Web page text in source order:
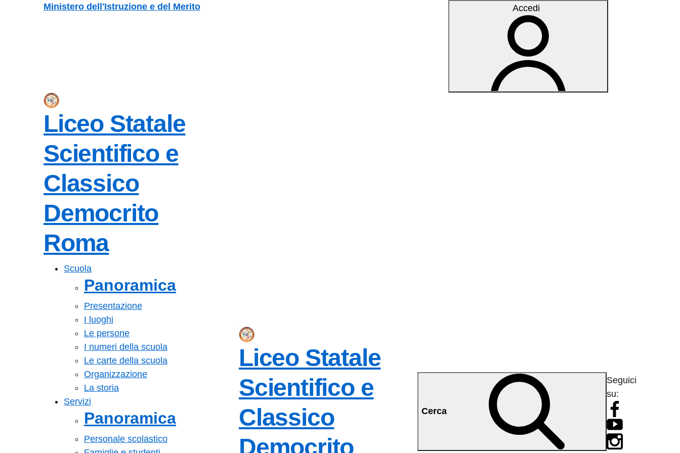
Vai ai contenuti
Vai al menu di navigazione
Vai al footerMinistero dell'Istruzione e del Merito Accedi
Liceo Statale
Scientifico e
Classico
Democrito
Roma
Scuola
Panoramica
Presentazione
I luoghi
Le persone
I numeri della scuola
Le carte della scuola
Organizzazione
La storia
Servizi
Panoramica
Personale scolastico
Liceo Statale
Scientifico e
Classico
Democrito
Cerca
Seguici
su: